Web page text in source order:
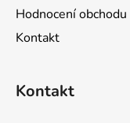
Hodnocení obchodu
Kontakt
Kontakt